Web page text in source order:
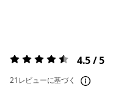
評価:4.5 / 5 4.5 / 5
21レビューに基づく